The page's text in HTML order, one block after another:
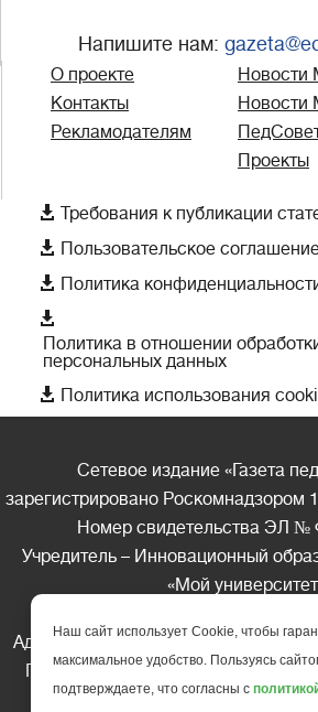
Напишите нам:
О проекте
Контакты
Рекламодателям
Новости
Новости
Проекты
 Требования к публикации
 Пользовательское
 Политика

Политика в отношении
персональных данных
 Политика использования
Сетевое издание «Газета
зарегистрировано Роскомнадзором
Номер свидетельства ЭЛ №
Учредитель – Инновационный
«Мой
Адрес редакции: 185035 Россия,
Петрозаводск, ул. Фридриха
Телефон редакции: +7
Наш сайт использует Cookie, чтобы
максимальное удобство. Пользуясь
подтверждаете, что согласны с